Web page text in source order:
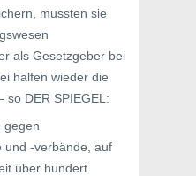
mussten sie
als Gesetzgeber bei
halfen wieder die
so DER SPIEGEL:
gegen
und -verbände, auf
über hundert